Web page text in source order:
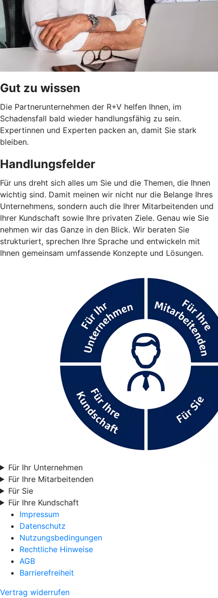
Gut zu wissen
Die Partnerunternehmen der R+V helfen Ihnen, im
Schadensfall bald wieder handlungsfähig zu sein.
Expertinnen und Experten packen an, damit Sie stark
bleiben.
Handlungsfelder
Für uns dreht sich alles um Sie und die Themen, die Ihnen
wichtig sind. Damit meinen wir nicht nur die Belange Ihres
Unternehmens, sondern auch die Ihrer Mitarbeitenden und
Ihrer Kundschaft sowie Ihre privaten Ziele. Genau wie Sie
nehmen wir das Ganze in den Blick. Wir beraten Sie
strukturiert, sprechen Ihre Sprache und entwickeln mit
Ihnen gemeinsam umfassende Konzepte und Lösungen.
Für Ihr Unternehmen
Für Ihre Mitarbeitenden
Für Sie
Für Ihre Kundschaft
Impressum
Datenschutz
Nutzungsbedingungen
Rechtliche Hinweise
AGB
Barrierefreiheit
Vertrag widerrufen